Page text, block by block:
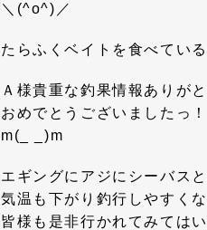
＼(^o^)／
たらふくベイトを食べてい
Ａ様貴重な釣果情報ありが
おめでとうございましたっ！
m(_ _)m
エギングにアジにシーバス
気温も下がり釣行しやすく
皆様も是非行かれてみては